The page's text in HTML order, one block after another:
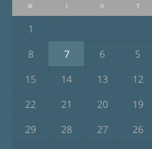
ד ה ו ש
1
5
6
7
8
12
13
14
15
19
20
21
22
26
27
28
29